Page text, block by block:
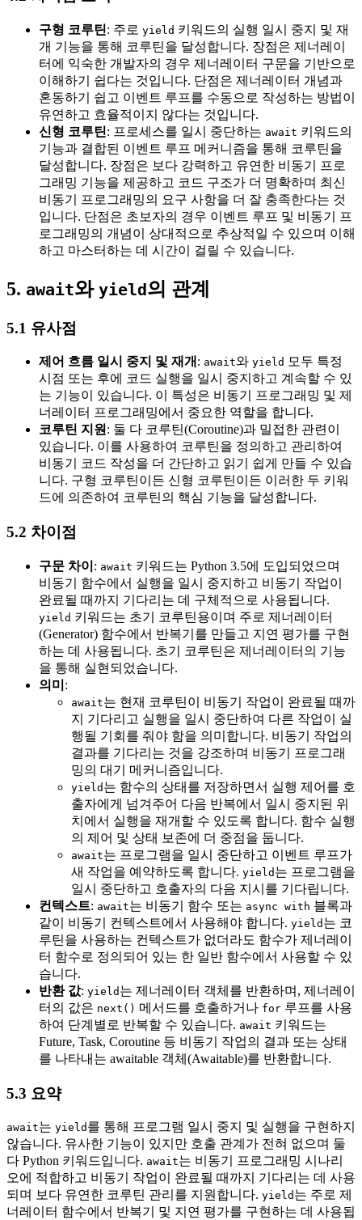
구형 코루틴: 주로 yield 키워드의 실행 일시 중지 및 재
개 기능을 통해 코루틴을 달성합니다. 장점은 제너레이
터에 익숙한 개발자의 경우 제너레이터 구문을 기반으로
이해하기 쉽다는 것입니다. 단점은 제너레이터 개념과
혼동하기 쉽고 이벤트 루프를 수동으로 작성하는 방법이
유연하고 효율적이지 않다는 것입니다.
신형 코루틴: 프로세스를 일시 중단하는 await 키워드의
기능과 결합된 이벤트 루프 메커니즘을 통해 코루틴을
달성합니다. 장점은 보다 강력하고 유연한 비동기 프로
그래밍 기능을 제공하고 코드 구조가 더 명확하며 최신
비동기 프로그래밍의 요구 사항을 더 잘 충족한다는 것
입니다. 단점은 초보자의 경우 이벤트 루프 및 비동기 프
로그래밍의 개념이 상대적으로 추상적일 수 있으며 이해
하고 마스터하는 데 시간이 걸릴 수 있습니다.
5. await와 yield 의 관계
5.1 유사점
제어 흐름 일시 중지 및 재개 : await와 yield 모두 특정
시점 또는 후에 코드 실행을 일시 중지하고 계속할 수 있
는 기능이 있습니다. 이 특성은 비동기 프로그래밍 및 제
너레이터 프로그래밍에서 중요한 역할을 합니다.
코루틴 지원: 둘 다 코루틴(Coroutine)과 밀접한 관련이
있습니다. 이를 사용하여 코루틴을 정의하고 관리하여
비동기 코드 작성을 더 간단하고 읽기 쉽게 만들 수 있습
니다. 구형 코루틴이든 신형 코루틴이든 이러한 두 키워
드에 의존하여 코루틴의 핵심 기능을 달성합니다.
5.2 차이점
구문 차이 : await 키워드는 Python 3.5에 도입되었으며
비동기 함수에서 실행을 일시 중지하고 비동기 작업이
완료될 때까지 기다리는 데 구체적으로 사용됩니다.
yield 키워드는 초기 코루틴용이며 주로 제너레이터
(Generator) 함수에서 반복기를 만들고 지연 평가를 구현
하는 데 사용됩니다. 초기 코루틴은 제너레이터의 기능
을 통해 실현되었습니다.
의미 :
await는 현재 코루틴이 비동기 작업이 완료될 때까
지 기다리고 실행을 일시 중단하여 다른 작업이 실
행될 기회를 줘야 함을 의미합니다. 비동기 작업의
결과를 기다리는 것을 강조하며 비동기 프로그래
밍의 대기 메커니즘입니다.
yield 는 함수의 상태를 저장하면서 실행 제어를 호
출자에게 넘겨주어 다음 반복에서 일시 중지된 위
치에서 실행을 재개할 수 있도록 합니다. 함수 실행
의 제어 및 상태 보존에 더 중점을 둡니다.
await는 프로그램을 일시 중단하고 이벤트 루프가
새 작업을 예약하도록 합니다. yield 는 프로그램을
일시 중단하고 호출자의 다음 지시를 기다립니다.
컨텍스트: await는 비동기 함수 또는 async with 블록과
같이 비동기 컨텍스트에서 사용해야 합니다. yield 는 코
루틴을 사용하는 컨텍스트가 없더라도 함수가 제너레이
터 함수로 정의되어 있는 한 일반 함수에서 사용할 수 있
습니다.
반환 값: yield 는 제너레이터 객체를 반환하며, 제너레이
터의 값은 next() 메서드를 호출하거나 for 루프를 사용
하여 단계별로 반복할 수 있습니다. await 키워드는
Future, Task, Coroutine 등 비동기 작업의 결과 또는 상태
를 나타내는 awaitable 객체(Awaitable)를 반환합니다.
5.3 요약
await는 yield 를 통해 프로그램 일시 중지 및 실행을 구현하지
않습니다. 유사한 기능이 있지만 호출 관계가 전혀 없으며 둘
다 Python 키워드입니다. await는 비동기 프로그래밍 시나리
오에 적합하고 비동기 작업이 완료될 때까지 기다리는 데 사용
되며 보다 유연한 코루틴 관리를 지원합니다. yield 는 주로 제
너레이터 함수에서 반복기 및 지연 평가를 구현하는 데 사용됩